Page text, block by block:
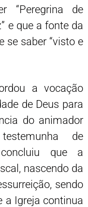
“Peregrina de
e que a fonte da
se saber “visto e
a vocação
de Deus para
do animador
de
que a
nascendo da
sendo
a Igreja continua